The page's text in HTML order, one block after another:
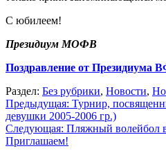
С юбилеем!
Президиум МОФВ
Поздравление от Президиума
Раздел: Без рубрики, Новости,
Навигация
по
записям
Предыдущая: Турнир,
девушки 2005-2006 гр.)
Следующая: Пляжный волейбол
Приглашаем!